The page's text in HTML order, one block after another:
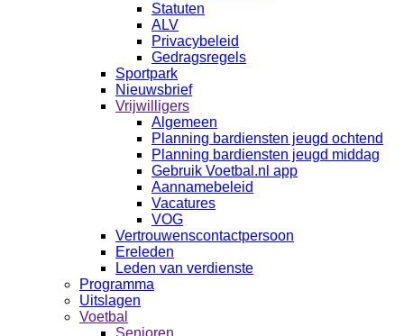
Statuten
ALV
Privacybeleid
Gedragsregels
Sportpark
Nieuwsbrief
Vrijwilligers
Algemeen
Planning bardiensten jeugd ochtend
Planning bardiensten jeugd middag
Gebruik Voetbal.nl app
Aannamebeleid
Vacatures
VOG
Vertrouwenscontactpersoon
Ereleden
Leden van verdienste
Programma
Uitslagen
Voetbal
Senioren